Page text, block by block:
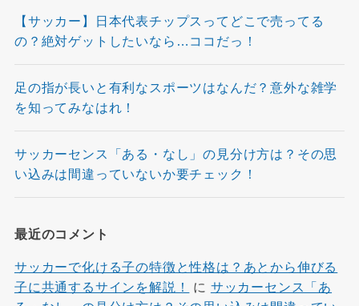
【サッカー】日本代表チップスってどこで売ってる
の？絶対ゲットしたいなら…ココだっ！
足の指が長いと有利なスポーツはなんだ？意外な雑学
を知ってみなはれ！
サッカーセンス「ある・なし」の見分け方は？その思
い込みは間違っていないか要チェック！
最近のコメント
サッカーで化ける子の特徴と性格は？あとから伸びる
子に共通するサインを解説！
に サッカーセンス「あ